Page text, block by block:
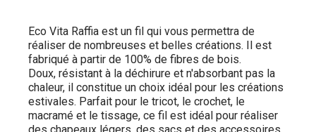
Eco Vita Raffia est un fil qui vous permettra de
réaliser de nombreuses et belles créations. Il est
fabriqué à partir de 100% de fibres de bois.
Doux, résistant à la déchirure et n'absorbant pas la
chaleur, il constitue un choix idéal pour les créations
estivales. Parfait pour le tricot, le crochet, le
macramé et le tissage, ce fil est idéal pour réaliser